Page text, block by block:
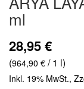
der
Bildergalerie
ml
28,95 €
(964,90 € / 1 l)
Inkl. 19% MwSt.,